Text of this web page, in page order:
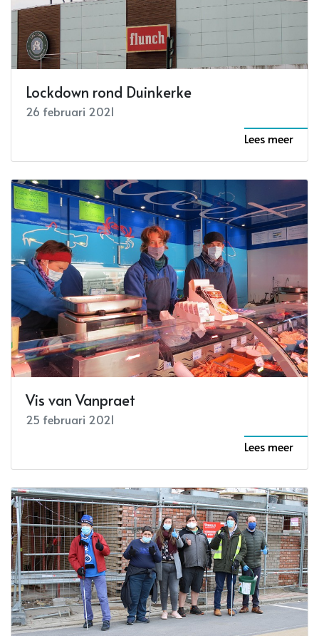
Lockdown rond Duinkerke
26 februari 2021
Lees meer
Vis van Vanpraet
25 februari 2021
Lees meer